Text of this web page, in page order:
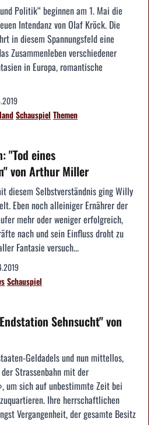
Politik“ beginnen am 1. Mai die
Intendanz von Olaf Kröck. Die
in diesem Spannungsfeld eine
Zusammenleben verschiedener
in Europa, romantische
Schauspiel Themen
"Tod eines
von Arthur Miller
diesem Selbstverständnis ging Willy
Eben noch alleiniger Ernährer der
mehr oder weniger erfolgreich,
nach und sein Einfluss droht zu
Fantasie versuch...
Schauspiel
Sehnsucht" von
Geldadels und nun mittellos,
Strassenbahn mit der
um sich auf unbestimmte Zeit bei
Ihre herrschaftlichen
Vergangenheit, der gesamte Besitz